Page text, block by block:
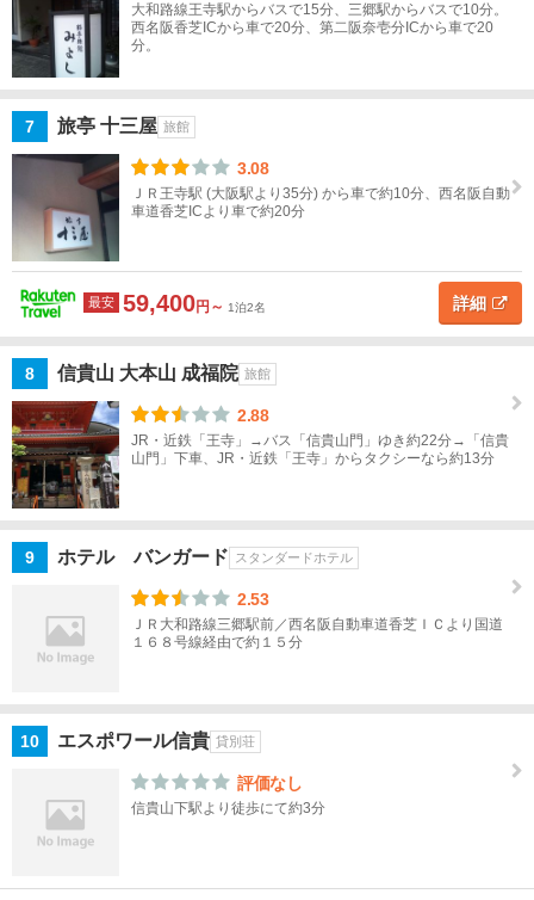
駒・
宝山
寺
信
貴
山
斑
鳩・
法隆
寺周
天
理・
桜
井・
三輪
橿
原・
鳥・
葛城
山・
五条
十津
川・
大和路線王寺駅からバスで15分、三郷駅からバスで10分。
西名阪香芝ICから車で20分、第二阪奈壱分ICから車で20
分。
7 旅亭 十三屋 旅館
3.08
ＪＲ王寺駅 (大阪駅より35分) から車で約10分、西名阪自動
車道香芝ICより車で約20分
最安 59,400円～ 1泊2名 詳細
8 信貴山 大本山 成福院 旅館
2.88
JR・近鉄「王寺」→バス「信貴山門」ゆき約22分→「信貴
山門」下車、JR・近鉄「王寺」からタクシーなら約13分
9 ホテル バンガード スタンダードホテル
2.53
ＪＲ大和路線三郷駅前／西名阪自動車道香芝ＩＣより国道
１６８号線経由で約１５分
10 エスポワール信貴 貸別荘
評価なし
信貴山下駅より徒歩にて約3分